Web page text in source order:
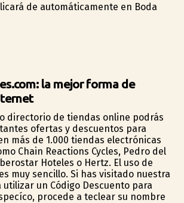
de automáticamente en Boda
la mejor forma de
directorio de tiendas online podrás
ofertas y descuentos para
más de 1.000 tiendas electrónicas
Chain Reactions Cycles, Pedro del
Hoteles o Hertz. El uso de
muy sencillo. Si has visitado nuestra
utilizar un Código Descuento para
procede a teclear su nombre